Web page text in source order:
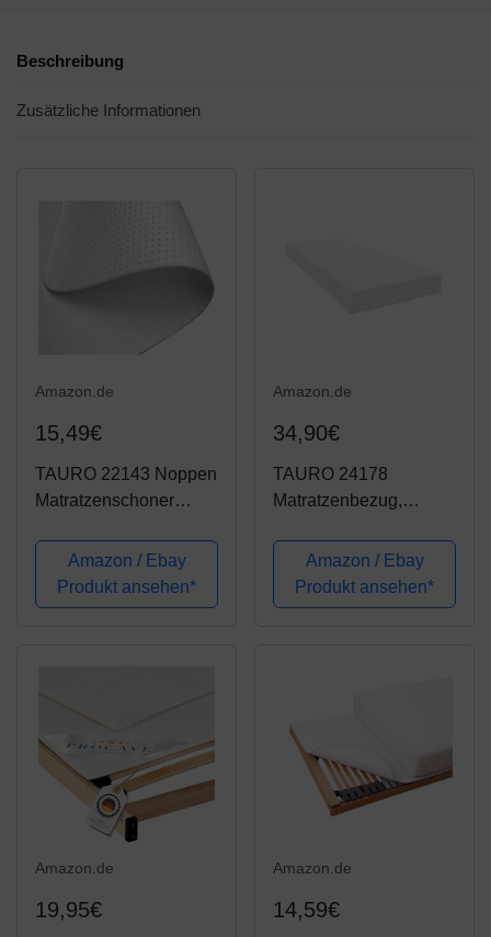
Beschreibung
Zusätzliche Informationen
Amazon.de
15,49€
TAURO 22143 Noppen
Matratzenschoner
rutschfest, 90 x 200 cm
Amazon / Ebay
Produkt ansehen*
Amazon.de
34,90€
TAURO 24178
Matratzenbezug,
Encasing
Milbenkotdicht Höhe
20 cm, Milbenschutz für
Amazon / Ebay
Produkt ansehen*
Amazon.de
19,95€
Amazon.de
14,59€